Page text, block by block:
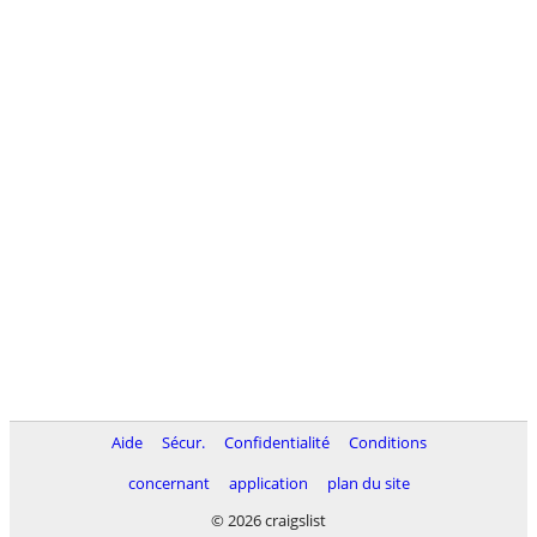
Aide Sécur. Confidentialité
Conditions
concernant
application
plan du site
© 2026 craigslist